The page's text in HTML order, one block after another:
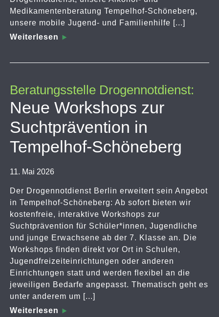
Medikamentenberatung Tempelhof-Schöneberg,
unsere mobile Jugend- und Familienhilfe [...]
Weiterlesen
Beratungsstelle Drogennotdienst:
Neue Workshops zur
Suchtprävention in
Tempelhof-Schöneberg
11. Mai 2026
Der Drogennotdienst Berlin erweitert sein Angebot
in Tempelhof-Schöneberg: Ab sofort bieten wir
kostenfreie, interaktive Workshops zur
Suchtprävention für Schüler*innen, Jugendliche
und junge Erwachsene ab der 7. Klasse an. Die
Workshops finden direkt vor Ort in Schulen,
Jugendfreizeiteinrichtungen oder anderen
Einrichtungen statt und werden flexibel an die
jeweiligen Bedarfe angepasst. Thematisch geht es
unter anderem um [...]
Weiterlesen